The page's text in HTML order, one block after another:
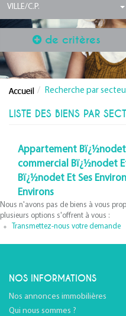
VILLE/C.P.
de critères
Recherche par
LISTE DES BIENS PAR
Appartement Bï¿½nodet
commercial Bï¿½nodet
Bï¿½nodet Et Ses
Environs
Nous n'avons pas de biens à vous
plusieurs options s'offrent à vous :
Transmettez-nous votre demande
NOS INFORMATIONS
Nos annonces immobilières
Qui nous sommes ?